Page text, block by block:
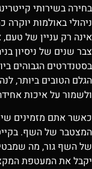
בחירה בשירותי
ניהולי באולמות יוקרה
אינה רק עניין של
צבר שנים של ניסיון
בסטנדרטים הגבוהים
הגלם הטובים ביותר,
ולשמור על איכות
כאשר אתם מזמינים
המצטבר של השף.
של השף גור, מה
יקבל את המעטפת